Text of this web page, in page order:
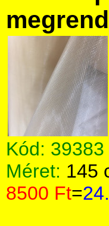
Kód: 39383
Méret: 145
8500 Ft=